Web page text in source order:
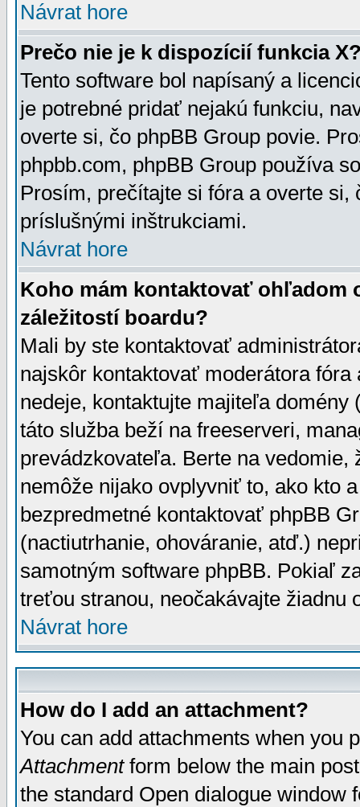
Návrat hore
Prečo nie je k dispozícií funkcia
Tento software bol napísaný a
je potrebné pridať nejakú funkciu,
overte si, čo phpBB Group povie.
phpbb.com, phpBB Group používa
Prosím, prečítajte si fóra a overte
príslušnými inštrukciami.
Návrat hore
Koho mám kontaktovať ohľadom
záležitostí boardu?
Mali by ste kontaktovať
najskôr kontaktovať moderátora
nedeje, kontaktujte majiteľa
táto služba beží na freeserveri,
prevádzkovateľa. Berte na vedomie,
nemôže nijako ovplyvniť to, ako kto
bezpredmetné kontaktovať phpBB
(nactiutrhanie, ohováranie, atď.)
samotným software phpBB. Pokiaľ
treťou stranou, neočakávajte žiadnu
Návrat hore
How do I add an attachment?
You can add attachments when you
Attachmentform below the main
the standard Open dialogue window